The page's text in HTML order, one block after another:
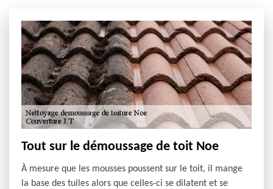
Tout sur le démoussage de toit Noe
À mesure que les mousses poussent sur le toit, il mange
la base des tuiles alors que celles-ci se dilatent et se